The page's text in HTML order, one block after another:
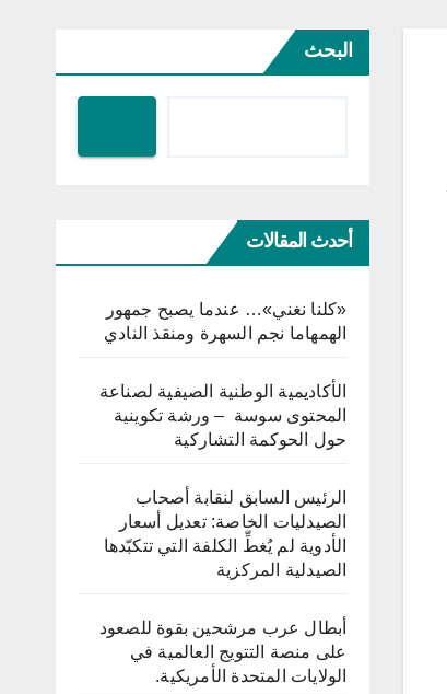
البحث
أحدث المقالات
«كلنا نغني»… عندما يصبح جمهور
الهمهاما نجم السهرة ومنقذ النادي
الأكاديمية الوطنية الصيفية لصناعة
المحتوى سوسة – ورشة تكوينية
حول الحوكمة التشاركية
الرئيس السابق لنقابة أصحاب
الصيدليات الخاصة: تعديل أسعار
الأدوية لم يُغطِّ الكلفة التي تتكبّدها
الصيدلية المركزية
أبطال عرب مرشحين بقوة للصعود
على منصة التتويج العالمية في
الولايات المتحدة الأمريكية.